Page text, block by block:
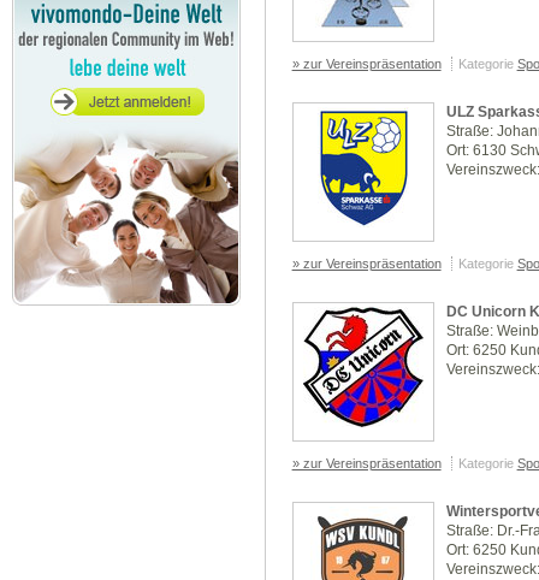
» zur Vereinspräsentation Kategorie
ULZ
Straße:
Ort: 6130
» zur Vereinspräsentation Kategorie
DC Unicorn
Straße:
Ort: 6250
» zur Vereinspräsentation Kategorie
Straße: Dr.-
Ort: 6250